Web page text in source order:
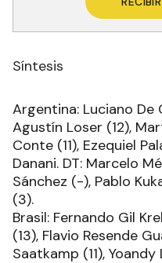
Síntesis
Argentina: Luciano De
Agustín Loser (12),
Conte (11), Ezequiel
Danani. DT: Marcelo
Sánchez (-), Pablo
(3).
Brasil: Fernando Gil